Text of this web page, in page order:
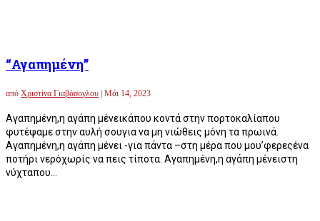
“Αγαπημένη”
από Χριστίνα Γιαβάσογλου | Μάι 14, 2023
Αγαπημένη,η αγάπη μένεικάπου κοντά στην πορτοκαλίαπου
φυτέψαμε στην αυλή σουγια να μη νιώθεις μόνη τα πρωινά.
Αγαπημένη,η αγάπη μένει -για πάντα –στη μέρα που μου’φερεςένα
ποτήρι νερόχωρίς να πεις τίποτα. Αγαπημένη,η αγάπη μένειστη
νύχταπου...